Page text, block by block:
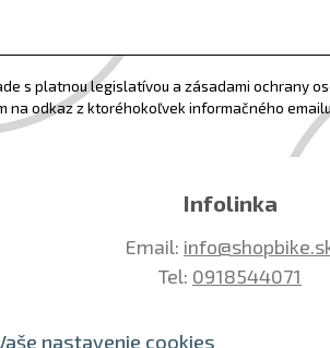
nastavenie cookies
s platnou legislatívou a zásadami ochrany
na odkaz z ktoréhokoľvek informačného
Infolinka
Email:
Tel: 0918544071